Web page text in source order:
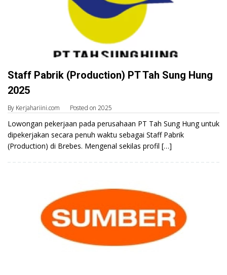
Staff Pabrik (Production) PT Tah Sung Hung
2025
By Kerjahariini.com Posted on 2025
Lowongan pekerjaan pada perusahaan PT Tah Sung Hung untuk
dipekerjakan secara penuh waktu sebagai Staff Pabrik
(Production) di Brebes. Mengenal sekilas profil […]